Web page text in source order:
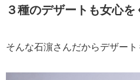
３種のデザートも女心を
そんな石濵さんだからデザート